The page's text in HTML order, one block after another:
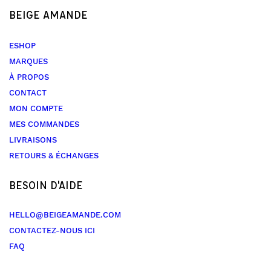
BEIGE AMANDE
ESHOP
MARQUES
À PROPOS
CONTACT
MON COMPTE
MES COMMANDES
LIVRAISONS
RETOURS & ÉCHANGES
BESOIN D'AIDE
HELLO@BEIGEAMANDE.COM
CONTACTEZ-NOUS ICI
FAQ